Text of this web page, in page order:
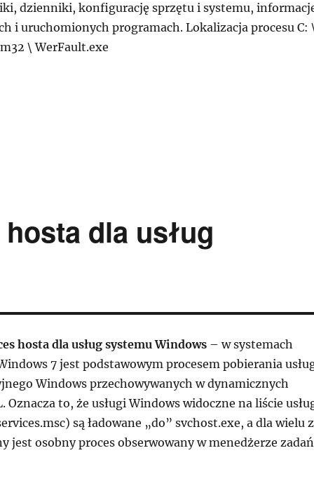
dzienniki, konfigurację sprzętu i systemu,
i uruchomionych programach. Lokalizacja procesu C:
\ WerFault.exe
Raportowanie problemów z systemem
dla usług
hosta dla usług systemu Windows – w systemach
7 jest podstawowym procesem pobierania
Windows przechowywanych w dynamicznych
Oznacza to, że usługi Windows widoczne na liście
są ładowane „do” svchost.exe, a dla wielu z
jest osobny proces obserwowany w menedżerze
Proces hosta dla usług systemu Windows”